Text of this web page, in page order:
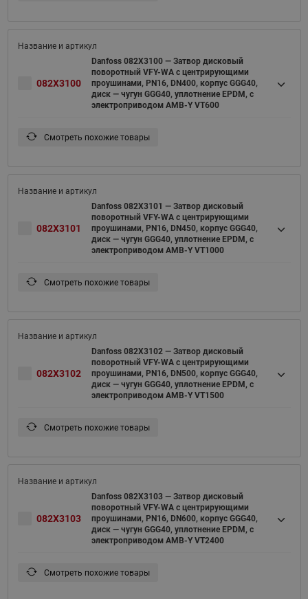
082X3100
Danfoss 082X3100 — Затвор дисковый
поворотный VFY-WA с центрирующими
проушинами, PN16, DN400, корпус GGG40,
диск — чугун GGG40, уплотнение EPDM, с
электроприводом AMB-Y VT600
Смотреть похожие товары
082X3101
Danfoss 082X3101 — Затвор дисковый
поворотный VFY-WA с центрирующими
проушинами, PN16, DN450, корпус GGG40,
диск — чугун GGG40, уплотнение EPDM, с
электроприводом AMB-Y VT1000
Смотреть похожие товары
082X3102
Danfoss 082X3102 — Затвор дисковый
поворотный VFY-WA с центрирующими
проушинами, PN16, DN500, корпус GGG40,
диск — чугун GGG40, уплотнение EPDM, с
электроприводом AMB-Y VT1500
Смотреть похожие товары
082X3103
Danfoss 082X3103 — Затвор дисковый
поворотный VFY-WA с центрирующими
проушинами, PN16, DN600, корпус GGG40,
диск — чугун GGG40, уплотнение EPDM, с
электроприводом AMB-Y VT2400
Смотреть похожие товары